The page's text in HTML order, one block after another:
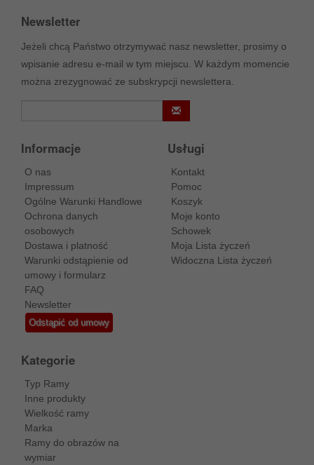
Newsletter
Jeżeli chcą Państwo otrzymywać nasz newsletter, prosimy o
wpisanie adresu e-mail w tym miejscu. W każdym momencie
można zrezygnować ze subskrypcji newslettera.
Informacje
O nas
Impressum
Ogólne Warunki Handlowe
Ochrona danych
osobowych
Dostawa i platność
Warunki odstąpienie od
umowy i formularz
FAQ
Newsletter
Odstąpić od umowy
Usługi
Kontakt
Pomoc
Koszyk
Moje konto
Schowek
Moja Lista życzeń
Widoczna Lista życzeń
Kategorie
Typ Ramy
Inne produkty
Wielkość ramy
Marka
Ramy do obrazów na
wymiar